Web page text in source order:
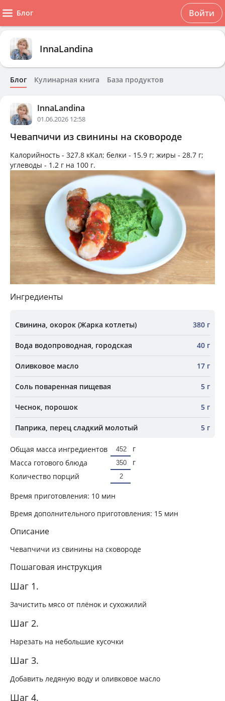
Блог Войти
InnaLandina
Блог Кулинарная книга База продуктов
InnaLandina
01.06.2026 12:58
Чевапчичи из свинины на сковороде
Калорийность - 327.8 кКал; белки - 15.9 г; жиры - 28.7 г;
углеводы - 1.2 г на 100 г.
Ингредиенты
Свинина, окорок (Жарка котлеты) 380 г
Вода водопроводная, городская 40 г
Оливковое масло 17 г
Соль поваренная пищевая 5 г
Чеснок, порошок 5 г
Паприка, перец сладкий молотый 5 г
Общая масса ингредиентов
г
Масса готового блюда
г
Количество порций
Время приготовления: 10 мин
Время дополнительного приготовления: 15 мин
Описание
Чевапчичи из свинины на сковороде
Пошаговая инструкция
Шаг 1.
Зачистить мясо от плёнок и сухожилий
Шаг 2.
Нарезать на небольшие кусочки
Шаг 3.
Добавить ледяную воду и оливковое масло
Шаг 4.